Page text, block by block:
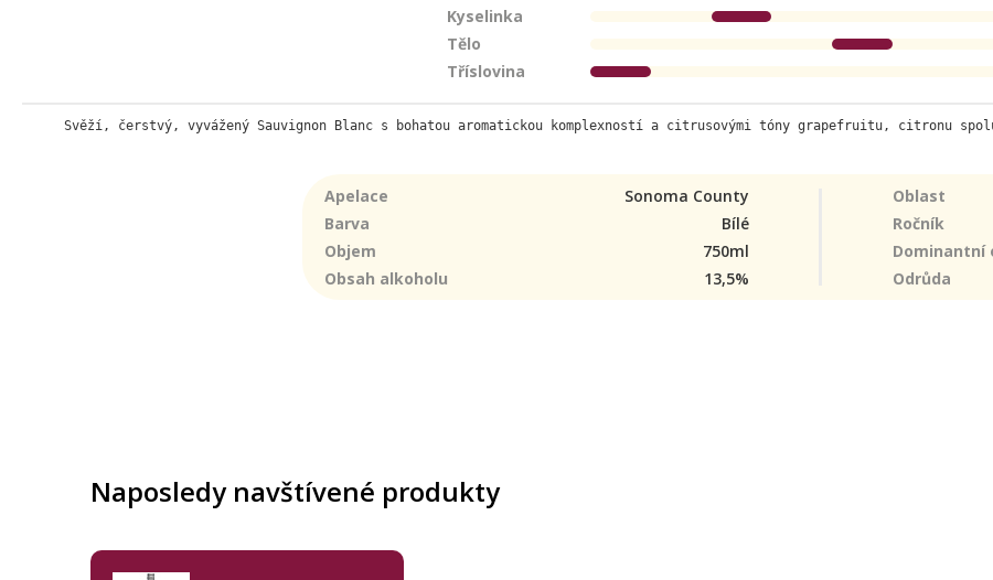
Kyselinka
Tělo
Tříslovina
Svěží, čerstvý, vyvážený Sauvignon Blanc s bohatou aromatickou komplexností a citrusovými tóny grapefruitu, citronu
Apelace Sonoma County Oblast
Barva
Bílé Ročník
Objem
750ml Dominantní
Obsah alkoholu
13,5% Odrůda
Naposledy navštívené produkty